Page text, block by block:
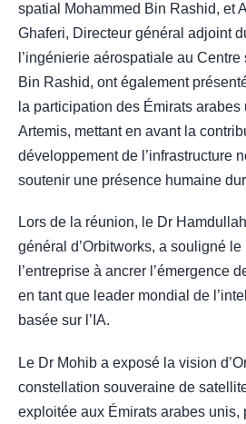
spatial Mohammed Bin Rashid, et
Ghaferi, Directeur général adjoint
l’ingénierie aérospatiale au
Bin Rashid, ont également
la participation des Émirats
Artemis, mettant en avant la
développement de l’infrastructure
soutenir une présence humaine
Lors de la réunion, le Dr
général d’Orbitworks, a souligné
l’entreprise à ancrer l’émergence
en tant que leader mondial de
basée sur l’IA.
Le Dr Mohib a exposé la vision
constellation souveraine de
exploitée aux Émirats arabes unis,